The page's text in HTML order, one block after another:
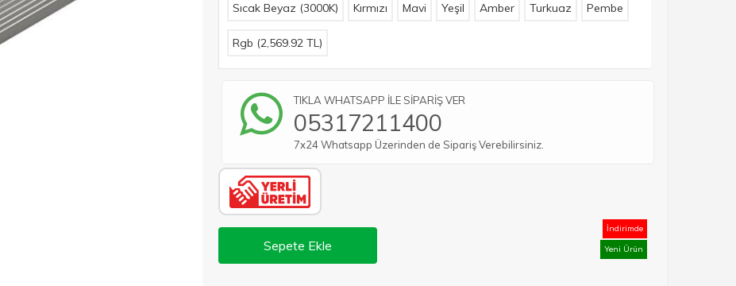
Sıcak Beyaz (3000K) Kırmızı Mavi Yeşil Amber Turkuaz Pembe
Rgb (2,569.92 TL)
TIKLA WHATSAPP İLE SİPARİŞ VER
05317211400
7x24 Whatsapp Üzerinden de Sipariş Verebilirsiniz.
Sepete Ekle
İndirimde
Yeni Ürün